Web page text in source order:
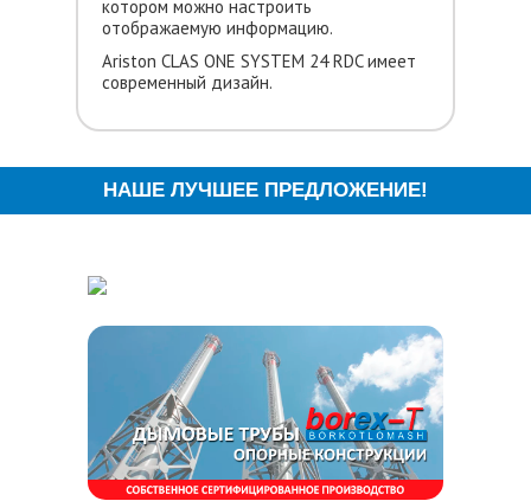
котором можно настроить
отображаемую информацию.
Ariston CLAS ONE SYSTEM 24 RDC имеет
современный дизайн.
НАШЕ ЛУЧШЕЕ ПРЕДЛОЖЕНИЕ!